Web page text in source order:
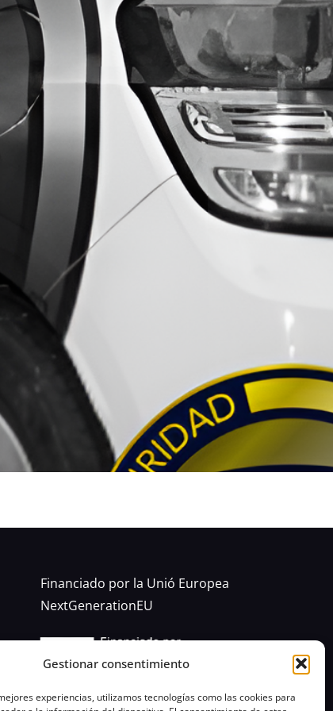
Gestionar consentimiento
experiencias, utilizamos tecnologías como las cookies para
Financiado por la Unió Europea
NextGenerationEU